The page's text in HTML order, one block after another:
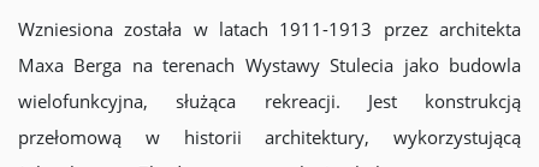
Wzniesiona została w latach 1911-1913 przez architekta
Maxa Berga na terenach Wystawy Stulecia jako budowla
wielofunkcyjna, służąca rekreacji. Jest konstrukcją
przełomową w historii architektury, wykorzystującą